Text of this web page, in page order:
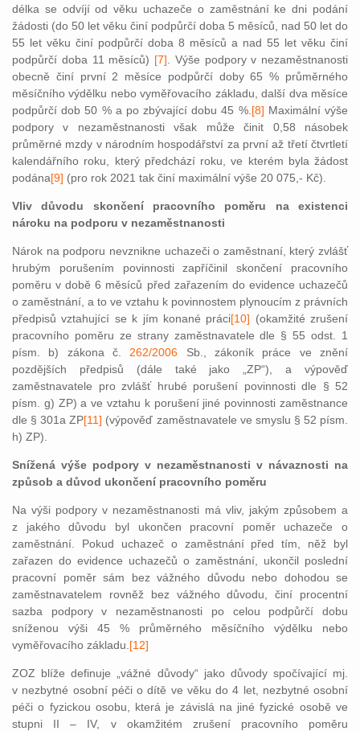
délka se odvíjí od věku uchazeče o zaměstnání ke dni podání
žádosti (do 50 let věku činí podpůrčí doba 5 měsíců, nad 50 let do
55 let věku činí podpůrčí doba 8 měsíců a nad 55 let věku činí
podpůrčí doba 11 měsíců) [7] . Výše podpory v nezaměstnanosti
obecně činí první 2 měsíce podpůrčí doby 65 % průměrného
měsíčního výdělku nebo vyměřovacího základu, další dva měsíce
podpůrčí dob 50 % a po zbývající dobu 45 %. [8] Maximální výše
podpory v nezaměstnanosti však může činit 0,58 násobek
průměrné mzdy v národním hospodářství za první až třetí čtvrtletí
kalendářního roku, který předchází roku, ve kterém byla žádost
podána[9] (pro rok 2021 tak činí maximální výše 20 075,- Kč).
Vliv důvodu skončení pracovního poměru na existenci
nároku na podporu v nezaměstnanosti
Nárok na podporu nevznikne uchazeči o zaměstnaní, který zvlášť
hrubým porušením povinnosti zapříčinil skončení pracovního
poměru v době 6 měsíců před zařazením do evidence uchazečů
o zaměstnání, a to ve vztahu k povinnostem plynoucím z právních
předpisů vztahující se k jím konané práci[10] (okamžité zrušení
pracovního poměru ze strany zaměstnavatele dle § 55 odst. 1
písm. b) zákona č. 262/2006 Sb., zákoník práce ve znění
pozdějších předpisů (dále také jako „ZP“), a výpověď
zaměstnavatele pro zvlášť hrubé porušení povinnosti dle § 52
písm. g) ZP) a ve vztahu k porušení jiné povinnosti zaměstnance
dle § 301a ZP[11] (výpověď zaměstnavatele ve smyslu § 52 písm.
h) ZP).
Snížená výše podpory v nezaměstnanosti v návaznosti na
způsob a důvod ukončení pracovního poměru
Na výši podpory v nezaměstnanosti má vliv, jakým způsobem a
z jakého důvodu byl ukončen pracovní poměr uchazeče o
zaměstnání. Pokud uchazeč o zaměstnání před tím, něž byl
zařazen do evidence uchazečů o zaměstnání, ukončil poslední
pracovní poměr sám bez vážného důvodu nebo dohodou se
zaměstnavatelem rovněž bez vážného důvodu, činí procentní
sazba podpory v nezaměstnanosti po celou podpůrčí dobu
sníženou výši 45 % průměrného měsíčního výdělku nebo
vyměřovacího základu. [12]
ZOZ blíže definuje „vážné důvody“ jako důvody spočívající mj.
v nezbytné osobní péči o dítě ve věku do 4 let, nezbytné osobní
péči o fyzickou osobu, která je závislá na jiné fyzické osobě ve
stupni II – IV, v okamžitém zrušení pracovního poměru